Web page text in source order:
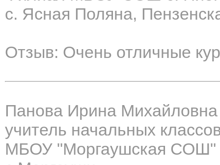
с. Ясная Поляна,
Отзыв: Очень отличные
Панова Ирина Михайловна
учитель начальных
МБОУ "Моргаушская СОШ"